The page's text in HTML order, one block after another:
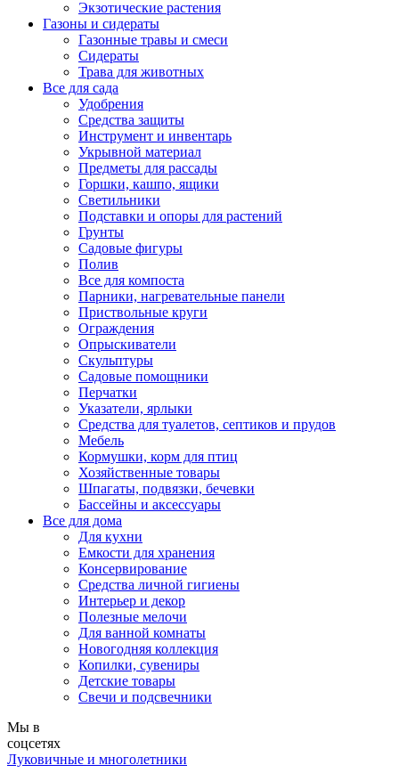
Экзотические растения
Газоны и сидераты
Газонные травы и смеси
Сидераты
Трава для животных
Все для сада
Удобрения
Средства защиты
Инструмент и инвентарь
Укрывной материал
Предметы для рассады
Горшки, кашпо, ящики
Светильники
Подставки и опоры для растений
Грунты
Садовые фигуры
Полив
Все для компоста
Парники, нагревательные панели
Приствольные круги
Ограждения
Опрыскиватели
Скульптуры
Садовые помощники
Перчатки
Указатели, ярлыки
Средства для туалетов, септиков и прудов
Мебель
Кормушки, корм для птиц
Хозяйственные товары
Шпагаты, подвязки, бечевки
Бассейны и аксессуары
Все для дома
Для кухни
Емкости для хранения
Консервирование
Средства личной гигиены
Интерьер и декор
Полезные мелочи
Для ванной комнаты
Новогодняя коллекция
Копилки, сувениры
Детские товары
Свечи и подсвечники
Мы в
соцсетях
Луковичные и многолетники